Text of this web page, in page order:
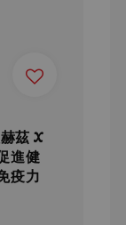
茲 X
進健
疫力